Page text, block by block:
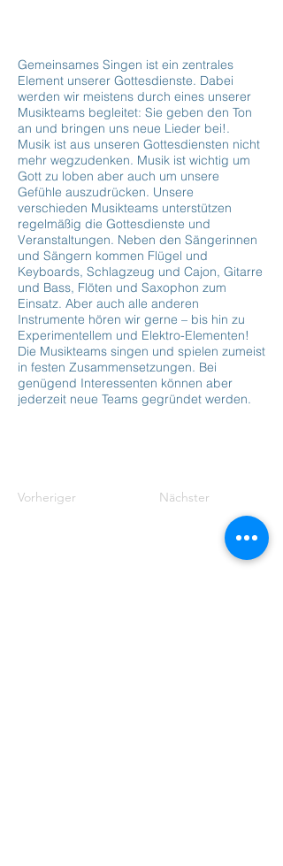
Gemeinsames Singen ist ein zentrales
Element unserer Gottesdienste. Dabei
werden wir meistens durch eines unserer
Musikteams begleitet: Sie geben den Ton
an und bringen uns neue Lieder bei!.
Musik ist aus unseren Gottesdiensten nicht
mehr wegzudenken. Musik ist wichtig um
Gott zu loben aber auch um unsere
Gefühle auszudrücken. Unsere
verschieden Musikteams unterstützen
regelmäßig die Gottesdienste und
Veranstaltungen. Neben den Sängerinnen
und Sängern kommen Flügel und
Keyboards, Schlagzeug und Cajon, Gitarre
und Bass, Flöten und Saxophon zum
Einsatz. Aber auch alle anderen
Instrumente hören wir gerne – bis hin zu
Experimentellem und Elektro-Elementen!
Die Musikteams singen und spielen zumeist
in festen Zusammensetzungen. Bei
genügend Interessenten können aber
jederzeit neue Teams gegründet werden.
Vorheriger Nächster